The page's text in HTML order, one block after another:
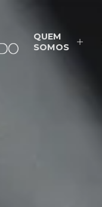
QUEM
SOMOS